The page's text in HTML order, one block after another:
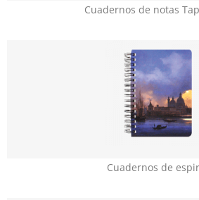
Cuadernos de notas
Cuadernos de